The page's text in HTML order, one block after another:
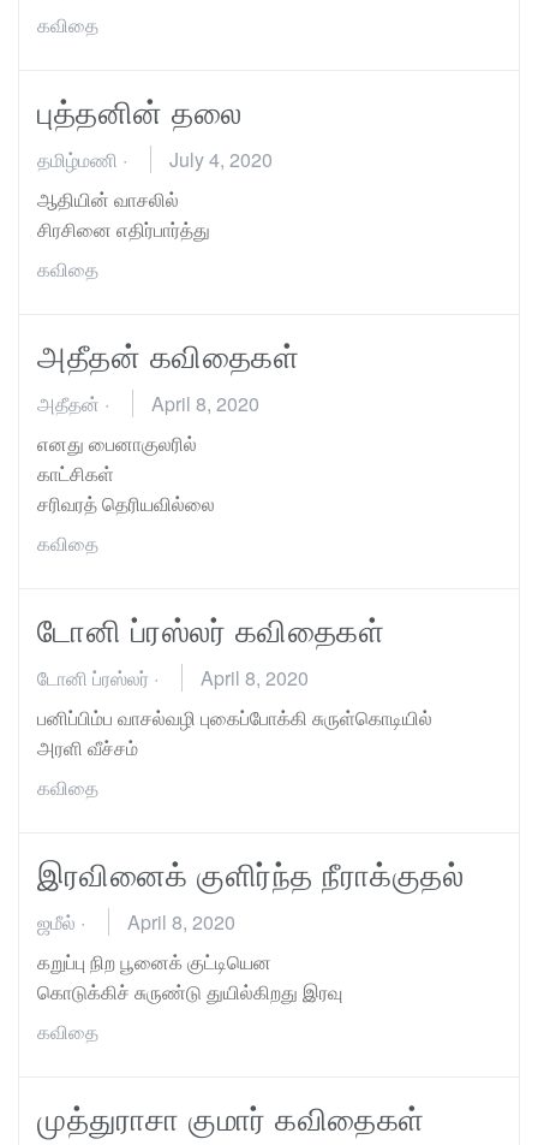
கவிதை
புத்தனின் தலை
தமிழ்மணி ·
July 4, 2020
ஆதியின் வாசலில்
சிரசினை எதிர்பார்த்து
கவிதை
அதீதன் கவிதைகள்
அதீதன் ·
April 8, 2020
எனது பைனாகுலரில்
காட்சிகள்
சரிவரத் தெரியவில்லை
கவிதை
டோனி ப்ரஸ்லர் கவிதைகள்
டோனி ப்ரஸ்லர் ·
April 8, 2020
பனிப்பிம்ப வாசல்வழி புகைப்போக்கி சுருள்கொடியில்
அரளி வீச்சம்
கவிதை
இரவினைக் குளிர்ந்த நீராக்குதல்
ஜமீல் ·
April 8, 2020
கறுப்பு நிற பூனைக் குட்டியென
கொடுக்கிச் சுருண்டு துயில்கிறது இரவு
கவிதை
முத்துராசா குமார் கவிதைகள்